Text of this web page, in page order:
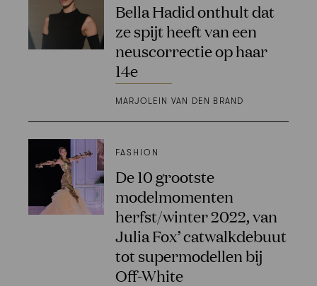
Bella Hadid onthult dat
ze spijt heeft van een
neuscorrectie op haar
14e
MARJOLEIN VAN DEN BRAND
FASHION
De 10 grootste
modelmomenten
herfst/winter 2022, van
Julia Fox’ catwalkdebuut
tot supermodellen bij
Off-White